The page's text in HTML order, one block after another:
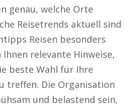
genau, welche Orte
Reisetrends aktuell sind
Reisen besonders
Ihnen relevante Hinweise,
beste Wahl für Ihre
treffen. Die Organisation
und belastend sein,